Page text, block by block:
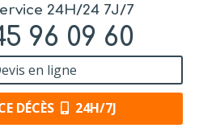
24H/24 7J/7
96 09 60
en ligne
DÉCÈS 24H/7J